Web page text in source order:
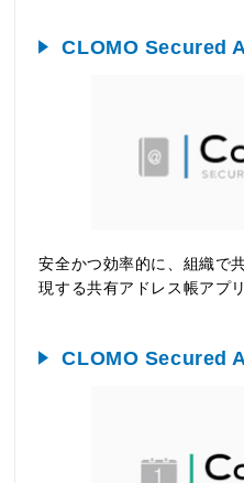
CLOMO Secured
安全かつ効率的に、組織で
現する共有アドレス帳アプリ
CLOMO Secured